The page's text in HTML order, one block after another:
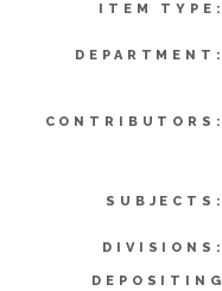
ITEM TYPE:
DEPARTMENT:
CONTRIBUTORS:
SUBJECTS:
DIVISIONS:
DEPOSITING